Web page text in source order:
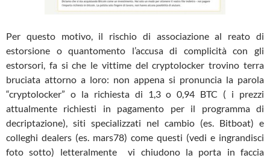
Per questo motivo, il rischio di associazione al reato di
estorsione o quantomento l’accusa di complicità con gli
estorsori, fa si che le vittime del cryptolocker trovino terra
bruciata attorno a loro: non appena si pronuncia la parola
“cryptolocker” o la richiesta di 1,3 o 0,94 BTC ( i prezzi
attualmente richiesti in pagamento per il programma di
decriptazione), siti specializzati nel cambio (es. Bitboat) e
colleghi dealers (es. mars78) come questi (vedi e ingrandisci
foto sotto) letteralmente vi chiudono la porta in faccia